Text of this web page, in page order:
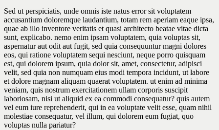
Sed ut perspiciatis, unde omnis iste natus error sit voluptatem
accusantium doloremque laudantium, totam rem aperiam eaque ipsa,
quae ab illo inventore veritatis et quasi architecto beatae vitae dicta
sunt, explicabo. nemo enim ipsam voluptatem, quia voluptas sit,
aspernatur aut odit aut fugit, sed quia consequuntur magni dolores
eos, qui ratione voluptatem sequi nesciunt, neque porro quisquam
est, qui dolorem ipsum, quia dolor sit, amet, consectetur, adipisci
velit, sed quia non numquam eius modi tempora incidunt, ut labore
et dolore magnam aliquam quaerat voluptatem. ut enim ad minima
veniam, quis nostrum exercitationem ullam corporis suscipit
laboriosam, nisi ut aliquid ex ea commodi consequatur? quis autem
vel eum iure reprehenderit, qui in ea voluptate velit esse, quam nihil
molestiae consequatur, vel illum, qui dolorem eum fugiat, quo
voluptas nulla pariatur?